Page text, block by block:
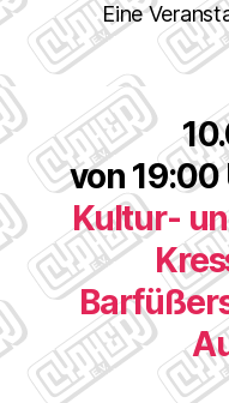
Eine
von 19:00
Kultur-